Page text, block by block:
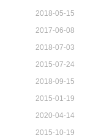
2018-05-15
2017-06-08
2018-07-03
2015-07-24
2018-09-15
2015-01-19
2020-04-14
2015-10-19